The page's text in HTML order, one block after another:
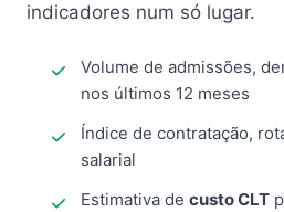
indicadores num só lugar.
Volume de admissões,
nos últimos 12 meses
Índice de contratação,
salarial
Estimativa de custo CLT